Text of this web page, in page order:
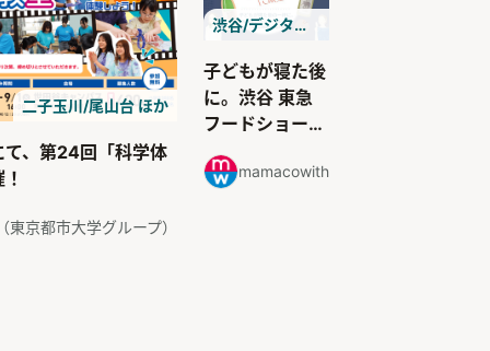
二子玉川/尾山台 ほか
て、第24回「科学体
東京都市大学グループ）
渋谷/デジタルサービス
子どもが寝た後
に。渋谷 東急
フードショーで
見つけたごほう
び時間のお酒4
mamacowith